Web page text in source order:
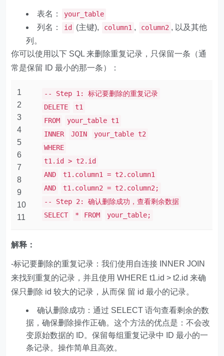
表名： your_table
列名： id (主键), column1 , column2 , 以及其他
列。
你可以使用以下 SQL 来删除重复记录，只保留一条（通
常是保留 ID 最小的那一条）：
1
2
3
4
5
6
7
8
9
10
11
-- Step 1: 标记要删除的重复记录
DELETE
t1
FROM
your_table t1
INNER
JOIN
your_table t2
WHERE
t1.id > t2.id
AND
t1.column1 = t2.column1
AND
t1.column2 = t2.column2;
-- Step 2: 确认删除成功，查看剩余数据
SELECT
* FROM your_table;
解释：
-标记要删除的重复记录：我们使用自连接 INNER JOIN
来找到重复的记录，并且使用 WHERE t1.id > t2.id 来确
保只删除 id 较大的记录，从而保 留 id 最小的记录。
确认删除成功：通过 SELECT 语句查看剩余的数
据，确保删除操作正确。这个方法的优点是：不会改
变原始数据的 ID。保留每组重复记录中 ID 最小的一
条记录。操作简单且高效。